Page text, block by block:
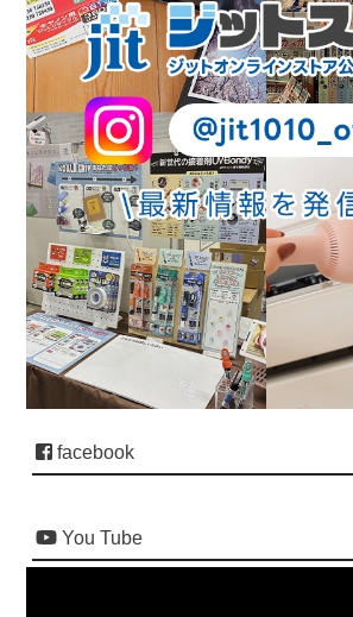
facebook
You Tube